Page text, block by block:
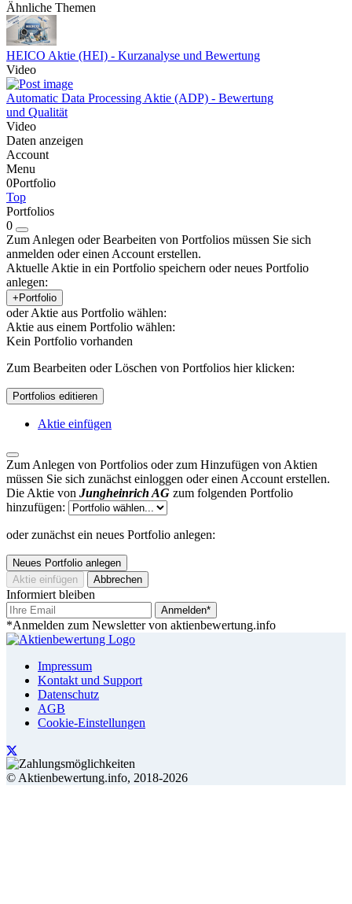
Ähnliche Themen
HEICO Aktie (HEI) - Kurzanalyse und Bewertung
Video
Automatic Data Processing Aktie (ADP) - Bewertung
und Qualität
Video
Daten anzeigen
Account
Menu
0Portfolio
Top
Portfolios
0
Zum Anlegen oder Bearbeiten von Portfolios müssen Sie sich
anmelden oder einen Account erstellen.
Aktuelle Aktie in ein Portfolio speichern oder neues Portfolio
anlegen:
+Portfolio
oder Aktie aus Portfolio wählen:
Aktie aus einem Portfolio wählen:
Kein Portfolio vorhanden
Zum Bearbeiten oder Löschen von Portfolios hier klicken:
Portfolios editieren
Aktie einfügen
Zum Anlegen von Portfolios oder zum Hinzufügen von Aktien
müssen Sie sich zunächst einloggen oder einen Account erstellen.
Die Aktie von Jungheinrich AG zum folgenden Portfolio
hinzufügen:
oder zunächst ein neues Portfolio anlegen:
Neues Portfolio anlegen
Aktie einfügen
Abbrechen
Informiert bleiben
Anmelden*
*Anmelden zum Newsletter von aktienbewertung.info
Impressum
Kontakt und Support
Datenschutz
AGB
Cookie-Einstellungen
© Aktienbewertung.info, 2018-2026